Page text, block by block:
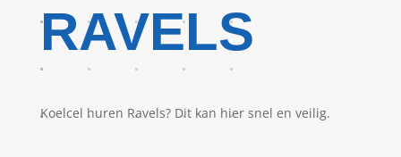
RAVELS
Koelcel huren Ravels? Dit kan hier snel en veilig.